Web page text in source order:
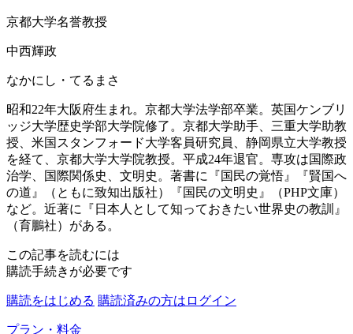
京都大学名誉教授
中西輝政
なかにし・てるまさ
昭和22年大阪府生まれ。京都大学法学部卒業。英国ケンブリ
ッジ大学歴史学部大学院修了。京都大学助手、三重大学助教
授、米国スタンフォード大学客員研究員、静岡県立大学教授
を経て、京都大学大学院教授。平成24年退官。専攻は国際政
治学、国際関係史、文明史。著書に『国民の覚悟』『賢国へ
の道』（ともに致知出版社）『国民の文明史』（PHP文庫）
など。近著に『日本人として知っておきたい世界史の教訓』
（育鵬社）がある。
この記事を読むには
購読手続きが必要です
購読をはじめる 購読済みの方はログイン
プラン・料金